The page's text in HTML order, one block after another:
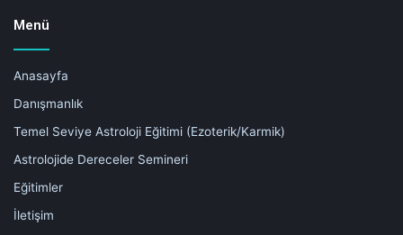
Menü
Anasayfa
Danışmanlık
Temel Seviye Astroloji Eğitimi (Ezoterik/Karmik)
Astrolojide Dereceler Semineri
Eğitimler
İletişim